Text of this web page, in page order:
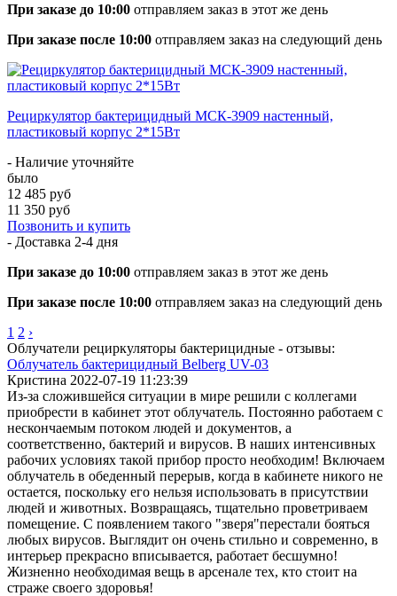
При заказе до 10:00 отправляем заказ в этот же день
При заказе после 10:00 отправляем заказ на следующий день
Рециркулятор бактерицидный МСК-3909 настенный,
пластиковый корпус 2*15Вт
- Наличие уточняйте
было
12 485 руб
11 350 руб
Позвонить и купить
- Доставка 2-4 дня
При заказе до 10:00 отправляем заказ в этот же день
При заказе после 10:00 отправляем заказ на следующий день
1 2 ›
Облучатели рециркуляторы бактерицидные - отзывы:
Облучатель бактерицидный Belberg UV-03
Кристина 2022-07-19 11:23:39
Из-за сложившейся ситуации в мире решили с коллегами
приобрести в кабинет этот облучатель. Постоянно работаем с
нескончаемым потоком людей и документов, а
соответственно, бактерий и вирусов. В наших интенсивных
рабочих условиях такой прибор просто необходим! Включаем
облучатель в обеденный перерыв, когда в кабинете никого не
остается, поскольку его нельзя использовать в присутствии
людей и животных. Возвращаясь, тщательно проветриваем
помещение. С появлением такого "зверя"перестали бояться
любых вирусов. Выглядит он очень стильно и современно, в
интерьер прекрасно вписывается, работает бесшумно!
Жизненно необходимая вещь в арсенале тех, кто стоит на
страже своего здоровья!